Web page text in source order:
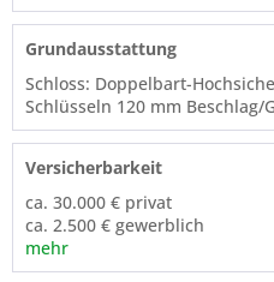
Grundausstattung
Schloss: Doppelbart-
Schlüsseln 120 mm Beschlag/
Versicherbarkeit
ca. 30.000 € privat
ca. 2.500 € gewerblich
mehr